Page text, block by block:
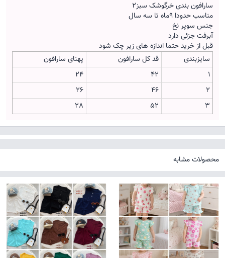
سارافون بندی خرگوشک سبز2
مناسب حدودا 9ماه تا سه سال
جنس سوپر نخ
آبرفت جزئی دارد
قبل از خرید حتما اندازه های زیر چک شود
سایزبندی
قد کل سارافون
پهنای سارافون
1
42
24
2
46
26
3
52
28
محصولات مشابه